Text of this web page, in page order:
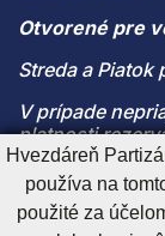
Otvorené pre
Streda a Piatok
V prípade
platnosti
(V prípade
možný len s
Hvezdáreň
používa na
použité za